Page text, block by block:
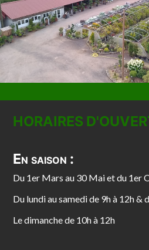
HORAIRES
En saison :
Du 1er Mars au 30 Mai et du 1er
Du lundi au samedi de 9h à 12h &
Le dimanche de 10h à 12h